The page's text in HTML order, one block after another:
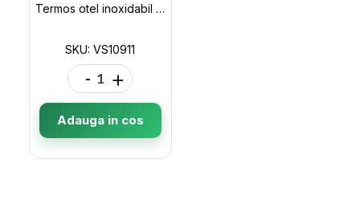
Termos otel inoxidabil 750ml 420-13 VS10911
SKU: VS10911
- +
Adauga in cos